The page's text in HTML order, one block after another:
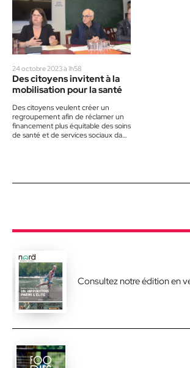
24 octobre 2023 à 1h58
Des citoyens invitent à la
mobilisation pour la santé
Des citoyens veulent créer un
regroupement afin de réclamer un
financement plus équitable des soins
de santé et de services sociaux dans
Consultez notre édition en